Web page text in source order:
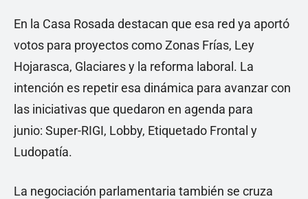
En la Casa Rosada destacan que esa red ya aportó
votos para proyectos como Zonas Frías, Ley
Hojarasca, Glaciares y la reforma laboral. La
intención es repetir esa dinámica para avanzar con
las iniciativas que quedaron en agenda para
junio: Super-RIGI, Lobby, Etiquetado Frontal y
Ludopatía.
La negociación parlamentaria también se cruza